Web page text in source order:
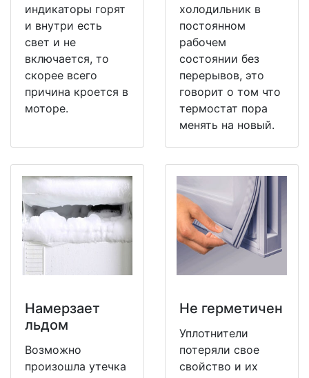
индикаторы горят
и внутри есть
свет и не
включается, то
скорее всего
причина кроется в
моторе.
холодильник в
постоянном
рабочем
состоянии без
перерывов, это
говорит о том что
термостат пора
менять на новый.
Намерзает
льдом
Возможно
произошла утечка
Не герметичен
Уплотнители
потеряли свое
свойство и их